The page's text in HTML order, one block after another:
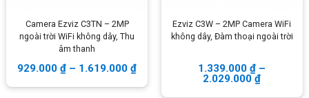
Hỗ trợ32User gồm: user cài đặt,1user cài đặt, 1
user quản trị và30 user thường
Gửi Video báo động thông qua Email và App
Pin sạc dự phòng4520 mAh
Camera Ezviz C3TN – 2MP
ngoài trời WiFi không dây, Thu
âm thanh
929.000₫ – 1.619.000₫
Ezviz C3W – 2MP Camera WiFi
không dây, Đàm thoại ngoài trời
1.339.000₫ –
2.029.000₫